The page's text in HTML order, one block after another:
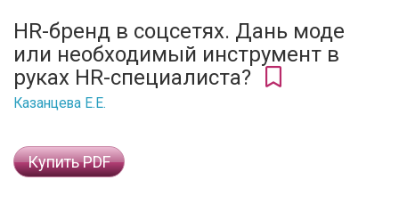
HR-бренд в соцсетях. Дань моде
или необходимый инструмент в
руках HR-специалиста?
Казанцева Е.Е.
Купить PDF